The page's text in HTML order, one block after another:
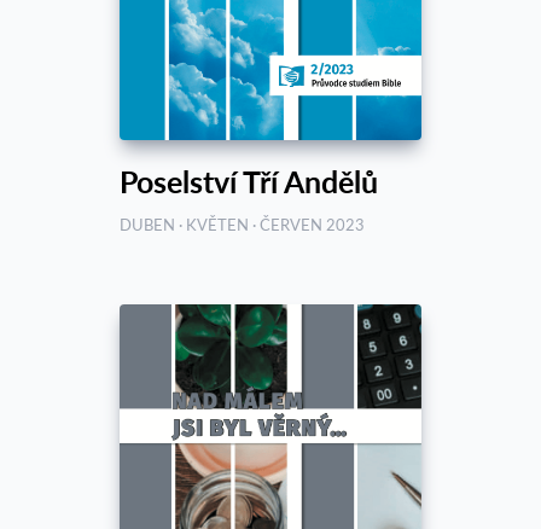
Poselství Tří Andělů
DUBEN · KVĚTEN · ČERVEN 2023